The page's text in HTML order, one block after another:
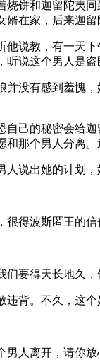
和迦留陀夷同
在家，后来迦
教，有一天下
说这个男人是
有感到羞愧，
的秘密会给迦
那个男人分离
出她的计划，
波斯匿王的信
得天长地久，
背。不久，这个
人离开，请你放